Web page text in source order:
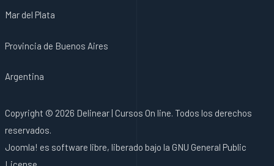
Mar del Plata
Provincia de Buenos Aires
Argentina
Copyright © 2026 Delinear | Cursos On line. Todos los derechos
reservados.
Joomla! es software libre, liberado bajo la GNU General Public